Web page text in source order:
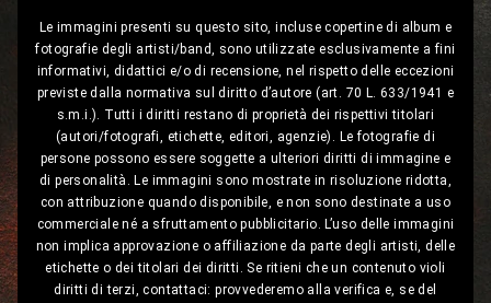
Le immagini presenti su questo sito, incluse copertine di album e
fotografie degli artisti/band, sono utilizzate esclusivamente a fini
informativi, didattici e/o di recensione, nel rispetto delle eccezioni
previste dalla normativa sul diritto d’autore (art. 70 L. 633/1941 e
s.m.i.). Tutti i diritti restano di proprietà dei rispettivi titolari
(autori/fotografi, etichette, editori, agenzie). Le fotografie di
persone possono essere soggette a ulteriori diritti di immagine e
di personalità. Le immagini sono mostrate in risoluzione ridotta,
con attribuzione quando disponibile, e non sono destinate a uso
commerciale né a sfruttamento pubblicitario. L’uso delle immagini
non implica approvazione o affiliazione da parte degli artisti, delle
etichette o dei titolari dei diritti. Se ritieni che un contenuto violi
diritti di terzi, contattaci: provvederemo alla verifica e, se del